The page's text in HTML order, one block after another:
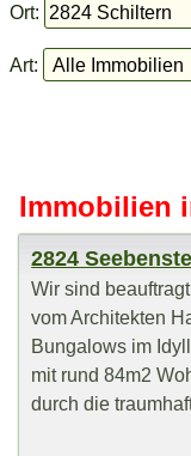
Ort:
Art:
Immobilien
2824
Wir sind
vom Architekten
Bungalows im
mit rund 84m2
durch die